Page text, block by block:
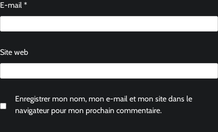
E-mail *
Site web
Enregistrer mon nom, mon e-mail et mon site dans le
navigateur pour mon prochain commentaire.